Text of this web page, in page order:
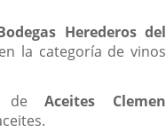
Herederos del
la categoría de vinos
Aceites Clemen